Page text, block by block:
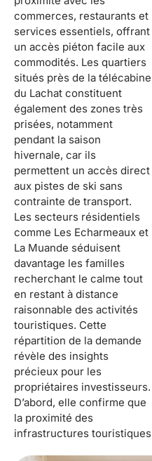
commerces, restaurants et
services essentiels, offrant
un accès piéton facile aux
commodités. Les quartiers
situés près de la télécabine
du Lachat constituent
également des zones très
prisées, notamment
pendant la saison
hivernale, car ils
permettent un accès direct
aux pistes de ski sans
contrainte de transport.
Les secteurs résidentiels
comme Les Echarmeaux et
La Muande séduisent
davantage les familles
recherchant le calme tout
en restant à distance
raisonnable des activités
touristiques. Cette
répartition de la demande
révèle des insights
précieux pour les
propriétaires investisseurs.
D’abord, elle confirme que
la proximité des
infrastructures touristiques
des saisons touristiques.
L’analyse montre
également qu’il existe une
segmentation claire du
marché : les appartements
proches des remontées
mécaniques attirent une
clientèle axée sur les
sports d’hiver, tandis que
les maisons dans les
quartiers résidentiels
séduisent les groupes
familiaux privilégiant
l’espace et la tranquillité.
Pour optimiser leur
stratégie, les propriétaires
doivent adapter leur
positionnement tarifaire et
leur communication
marketing selon la
localisation de leur bien, en
mettant en avant soit la
commodité d’accès aux
activités, soit le caractère
authentique et paisible de
l’hébergement selon le